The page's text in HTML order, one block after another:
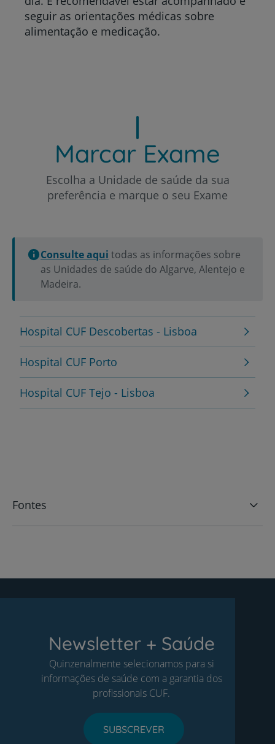
seguir as orientações médicas sobre
alimentação e medicação.
Marcar Exame
Escolha a Unidade de saúde da sua
preferência e marque o seu Exame
Consulte aqui todas as informações sobre
as Unidades de saúde do Algarve, Alentejo e
Madeira.
Hospital CUF Descobertas - Lisboa
Hospital CUF Porto
Hospital CUF Tejo - Lisboa
Fontes
Newsletter + Saúde
Quinzenalmente selecionamos para si
informações de saúde com a garantia dos
profissionais CUF.
SUBSCREVER